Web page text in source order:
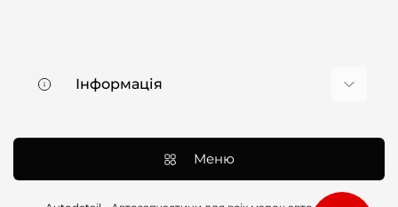
Інформація
Контакти
Меню